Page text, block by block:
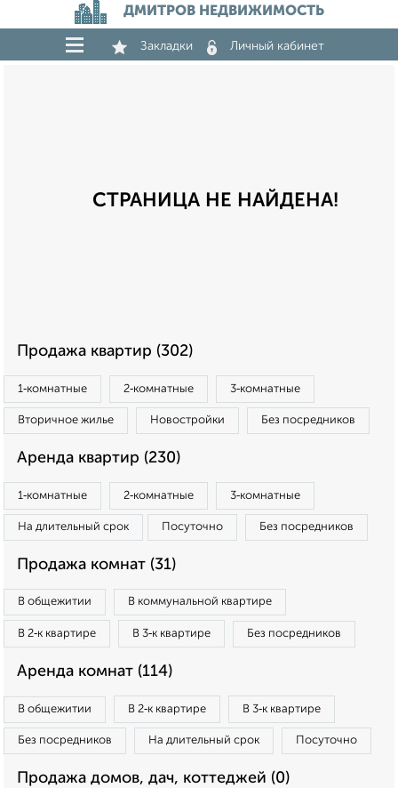
ДМИТРОВ НЕДВИЖИМОСТЬ
Закладки Личный кабинет
СТРАНИЦА НЕ НАЙДЕНА!
Продажа квартир (302)
1‑комнатные 2‑комнатные 3‑комнатные
Вторичное жилье Новостройки Без посредников
Аренда квартир (230)
1‑комнатные 2‑комнатные 3‑комнатные
На длительный срок Посуточно Без посредников
Продажа комнат (31)
В общежитии В коммунальной квартире
В 2‑к квартире В 3‑к квартире Без посредников
Аренда комнат (114)
В общежитии В 2‑к квартире В 3‑к квартире
Без посредников На длительный срок Посуточно
Продажа домов, дач, коттеджей (0)